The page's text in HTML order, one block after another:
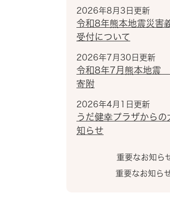
2026年8月3日更新
令和8年熊本地震災害
受付について
2026年7月30日更新
令和8年7月熊本地震
寄附
2026年4月1日更新
うだ健幸プラザからの
知らせ
重要なお知ら
重要なお知ら